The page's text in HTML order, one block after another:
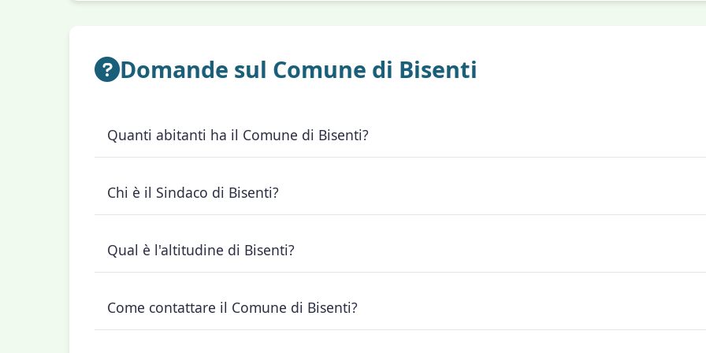
Domande sul Comune di Bisenti
Quanti abitanti ha il Comune di Bisenti?
Chi è il Sindaco di Bisenti?
Qual è l'altitudine di Bisenti?
Come contattare il Comune di Bisenti?